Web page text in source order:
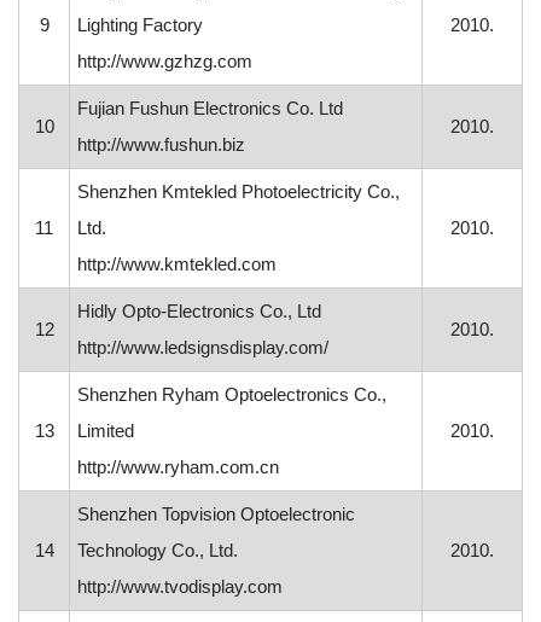
9
Lighting Factory
http://www.gzhzg.com
2010.
10
Fujian Fushun Electronics Co. Ltd
http://www.fushun.biz
2010.
11
Shenzhen Kmtekled Photoelectricity Co.,
Ltd.
http://www.kmtekled.com
2010.
12
Hidly Opto-Electronics Co., Ltd
http://www.ledsignsdisplay.com/
2010.
13
Shenzhen Ryham Optoelectronics Co.,
Limited
http://www.ryham.com.cn
2010.
14
Shenzhen Topvision Optoelectronic
Technology Co., Ltd.
http://www.tvodisplay.com
2010.